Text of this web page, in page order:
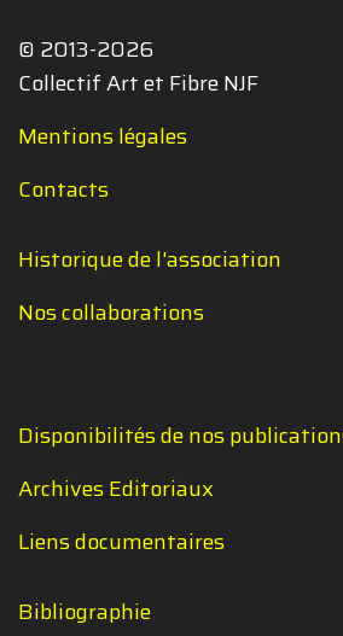
© 2013-2026
Collectif Art et Fibre NJF
Mentions légales
Contacts
Historique de l'association
Nos collaborations
Disponibilités de nos
Archives Editoriaux
Liens documentaires
Bibliographie